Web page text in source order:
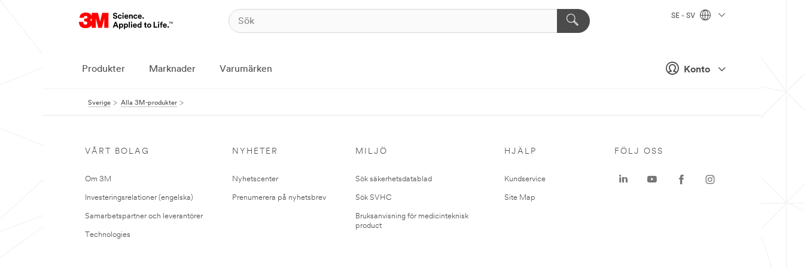
Konto
SE - SV
Produkter Marknader Varumärken
Sverige Alla 3M-produkter
VÅRT BOLAG
Om 3M
Investeringsrelationer (engelska)
Samarbetspartner och leverantörer
Technologies
NYHETER
Nyhetscenter
Prenumerera på nyhetsbrev
MILJÖ
Sök säkerhetsdatablad
Sök SVHC
Bruksanvisning för medicinteknisk
product
HJÄLP
Kundservice
Site Map
FÖLJ OSS